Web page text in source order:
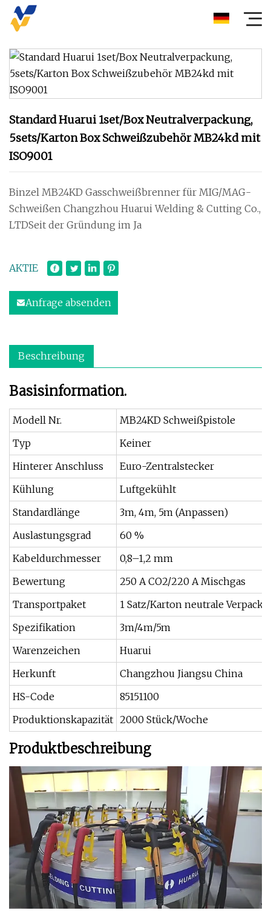
Standard Huarui 1set/Box Neutralverpackung,
5sets/Karton Box Schweißzubehör MB24kd mit
ISO9001
Binzel MB24KD Gasschweißbrenner für MIG/MAG-
Schweißen Changzhou Huarui Welding & Cutting Co.,
LTDSeit der Gründung im Ja
AKTIE
Anfrage absenden
Beschreibung
Basisinformation.
Modell Nr.
MB24KD Schweißpistole
Typ
Keiner
Hinterer Anschluss
Euro-Zentralstecker
Kühlung
Luftgekühlt
Standardlänge
3m, 4m, 5m (Anpassen)
Auslastungsgrad
60 %
Kabeldurchmesser
0,8–1,2 mm
Bewertung
250 A CO2/220 A Mischgas
Transportpaket
1 Satz/Karton neutrale
Spezifikation
3m/4m/5m
Warenzeichen
Huarui
Herkunft
Changzhou Jiangsu China
HS-Code
85151100
Produktionskapazität 2000 Stück/Woche
Produktbeschreibung